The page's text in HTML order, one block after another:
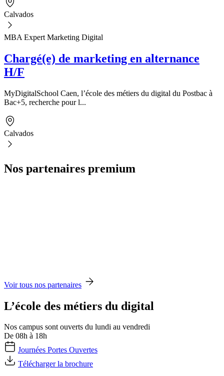
Calvados
MBA Expert Marketing Digital
Chargé(e) de marketing en alternance
H/F
MyDigitalSchool Caen, l’école des métiers du digital du Postbac à
Bac+5, recherche pour l...
Calvados
Nos partenaires premium
Voir tous nos partenaires
L’école des métiers du digital
Nos campus sont ouverts du lundi au vendredi
De 08h à 18h
Journées Portes Ouvertes
Télécharger la brochure